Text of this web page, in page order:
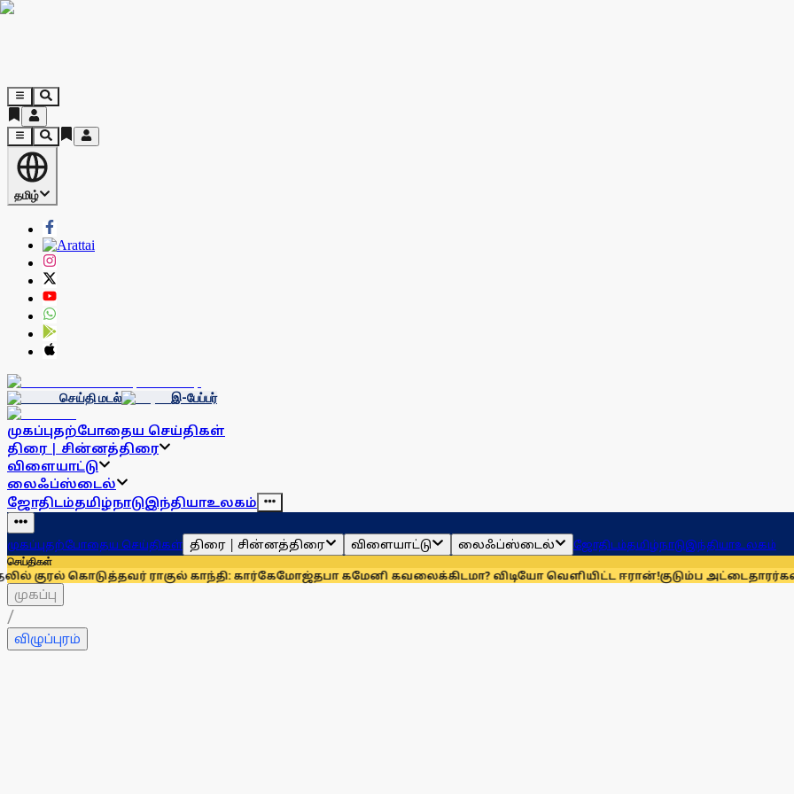
தமிழ்
செய்தி மடல் இ-பேப்பர்
முகப்புதற்போதைய செய்திகள்
திரை | சின்னத்திரை
விளையாட்டு
லைஃப்ஸ்டைல்
ஜோதிடம்தமிழ்நாடுஇந்தியாஉலகம்
முகப்புதற்போதைய செய்திகள் திரை | சின்னத்திரை விளையாட்டு லைஃப்ஸ்டைல் ஜோதிடம்தமிழ்நாடுஇந்தியாஉலகம்
செய்திகள்
ராகுல் காந்தி: கார்கேமோஜ்தபா கமேனி கவலைக்கிடமா? விடியோ வெளியிட்ட ஈரான்!குடும்ப அட்டைதாரர்கள்
முகப்பு
/
விழுப்புரம்